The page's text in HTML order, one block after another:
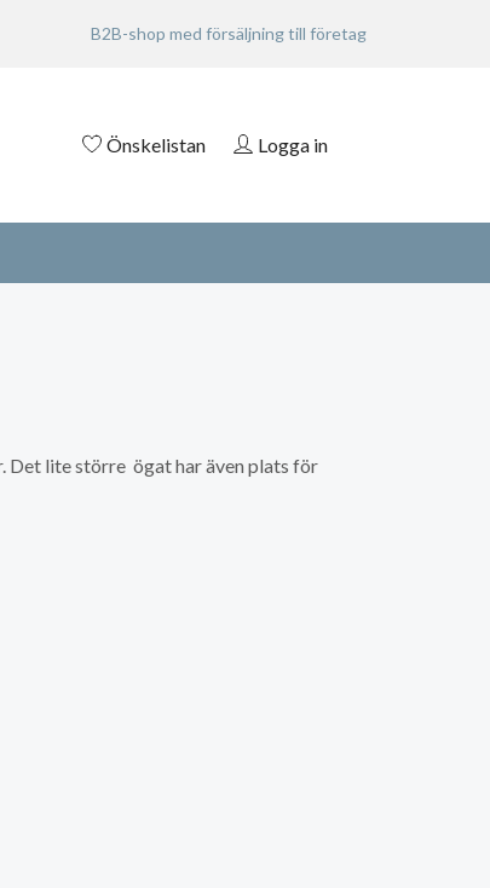
B2B-shop med försäljning till företag
Önskelistan Logga in
Det lite större ögat har även plats för